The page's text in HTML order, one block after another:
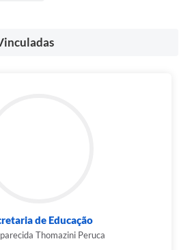
de Educação
Thomazini Peruca